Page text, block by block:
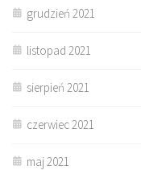
grudzień 2021
listopad 2021
sierpień 2021
czerwiec 2021
maj 2021